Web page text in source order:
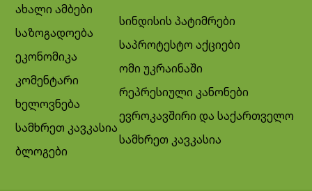
ახალი ამბები
საზოგადოება
ეკონომიკა
კომენტარი
ხელოვნება
სამხრეთ კავკასია
ბლოგები
სინდისის პატიმრები
საპროტესტო აქციები
ომი უკრაინაში
რეპრესიული კანონები
ევროკავშირი და საქართველო
სამხრეთ კავკასია